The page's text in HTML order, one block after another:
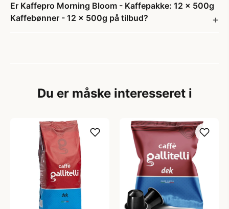
Er Kaffepro Morning Bloom - Kaffepakke: 12 x 500g
Kaffebønner - 12 x 500g på tilbud?
Du er måske interesseret i